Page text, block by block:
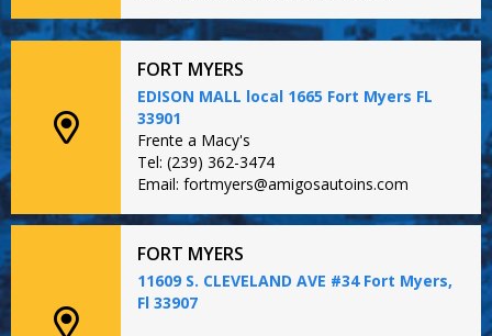
FORT MYERS
EDISON MALL local 1665 Fort Myers FL
33901
Frente a Macy's
Tel: (239) 362-3474
Email: fortmyers@amigosautoins.com
FORT MYERS
11609 S. CLEVELAND AVE #34 Fort Myers,
Fl 33907